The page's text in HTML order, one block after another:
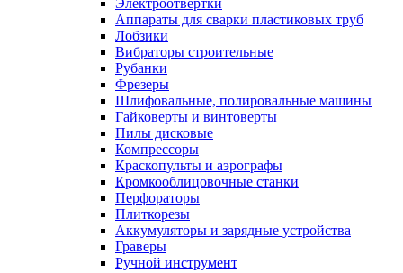
Электроотвертки
Аппараты для сварки пластиковых труб
Лобзики
Вибраторы строительные
Рубанки
Фрезеры
Шлифовальные, полировальные машины
Гайковерты и винтоверты
Пилы дисковые
Компрессоры
Краскопульты и аэрографы
Кромкооблицовочные станки
Перфораторы
Плиткорезы
Аккумуляторы и зарядные устройства
Граверы
Ручной инструмент